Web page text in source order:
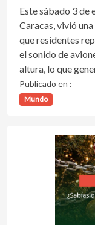
Este sábado 3 de
Caracas, vivió
que residentes
el sonido de
altura, lo que
Publicado en :
Mundo